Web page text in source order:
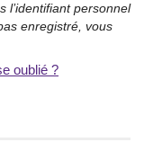
l’identifiant personnel
enregistré, vous
oublié ?